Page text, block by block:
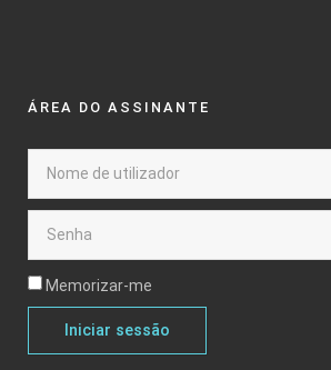
ÁREA DO ASSINANTE
Memorizar-me
Iniciar sessão